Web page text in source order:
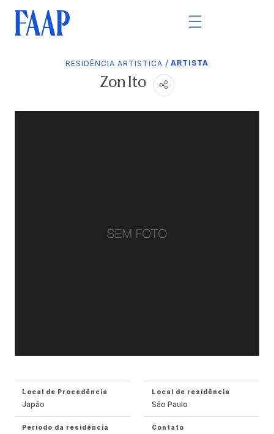
RESIDÊNCIA ARTISTICA / ARTISTA
Zon Ito
Local de Procedência
Japão
Local de residência
São Paulo
Período da residência Contato